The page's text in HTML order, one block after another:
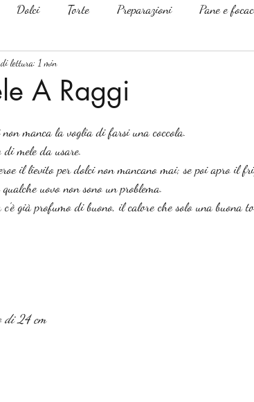
Dolci Torte Preparazioni Pane e
A Raggi
di lettura: 1 min
manca la voglia di farsi una coccola.
mele da usare.
il lievito per dolci non mancano mai; se poi apro il
uovo non sono un problema.
già profumo di buono, il calore che solo una buona
di 24 cm